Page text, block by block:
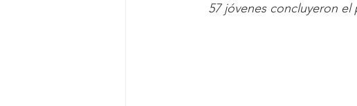
57 jóvenes concluyeron